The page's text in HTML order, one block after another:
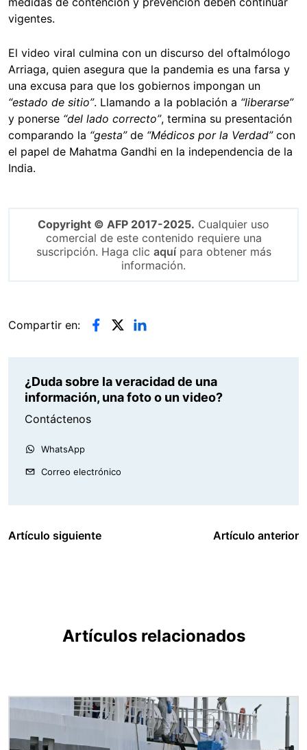
vigentes.
El video viral culmina con un discurso del oftalmólogo
Arriaga, quien asegura que la pandemia es una farsa y
una excusa para que los gobiernos impongan un
“estado de sitio”. Llamando a la población a “liberarse”
y ponerse “del lado correcto”, termina su presentación
comparando la “gesta” de “Médicos por la Verdad”con
el papel de Mahatma Gandhi en la independencia de la
India.
Copyright © AFP 2017-2025. Cualquier uso
comercial de este contenido requiere una
suscripción. Haga clic aquípara obtener más
información.
Compartir en:
¿Duda sobre la veracidad de una
información, una foto o un video?
Contáctenos
WhatsApp
Correo electrónico
Artículo siguiente Artículo anterior
Artículos relacionados
Imagen